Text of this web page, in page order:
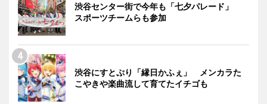
渋谷センター街で今年も「七夕パレード」
スポーツチームらも参加
渋谷にすとぷり「縁日かふぇ」 メンカラた
こやきや楽曲流して育てたイチゴも